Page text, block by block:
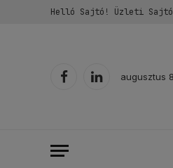
Helló Sajtó! Üzleti
FacebookLinkedIn
augusztus